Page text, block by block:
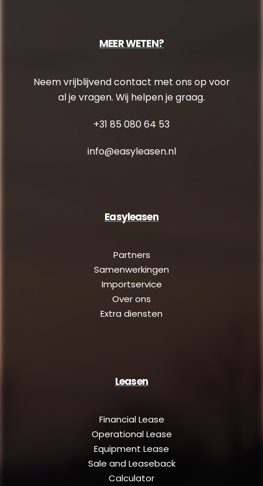
MEER WETEN?
Neem vrijblijvend contact met ons op voor
al je vragen. Wij helpen je graag.
+31 85 080 64 53
info@easyleasen.nl
Easyleasen
Partners
Samenwerkingen
Importservice
Over ons
Extra diensten
Leasen
Financial Lease
Operational Lease
Equipment Lease
Sale and Leaseback
Calculator